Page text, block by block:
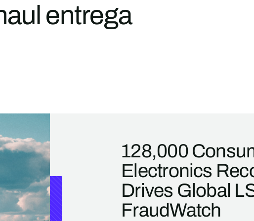
entrega
128,000
Electronics
Drives Global
FraudWatch